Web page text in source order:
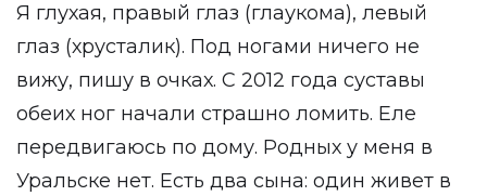
Я глухая, правый глаз (глаукома), левый
глаз (хрусталик). Под ногами ничего не
вижу, пишу в очках. С 2012 года суставы
обеих ног начали страшно ломить. Еле
передвигаюсь по дому. Родных у меня в
Уральске нет. Есть два сына: один живет в